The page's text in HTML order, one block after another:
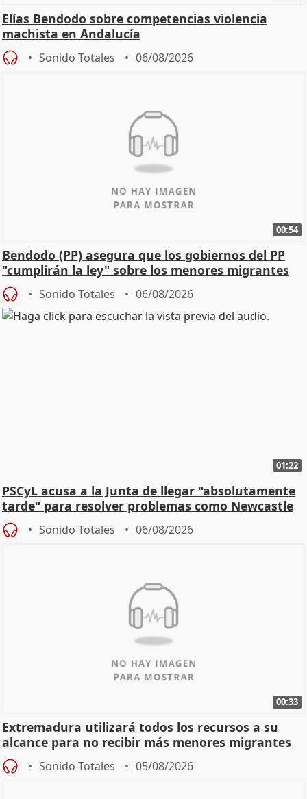
Elías Bendodo sobre competencias violencia
machista en Andalucía
Sonido Totales 06/08/2026
00:54
Bendodo (PP) asegura que los gobiernos del PP
"cumplirán la ley" sobre los menores migrantes
Sonido Totales 06/08/2026
01:22
PSCyL acusa a la Junta de llegar "absolutamente
tarde" para resolver problemas como Newcastle
Sonido Totales 06/08/2026
00:33
Extremadura utilizará todos los recursos a su
alcance para no recibir más menores migrantes
Sonido Totales 05/08/2026